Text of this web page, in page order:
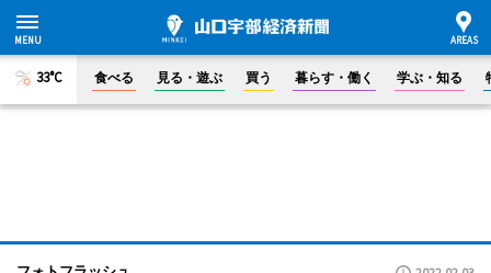
33°C 食べる 見る・遊ぶ 買う 暮らす・働く 学ぶ・知る